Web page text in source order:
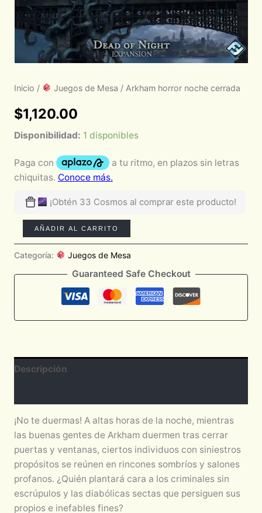
Inicio / Juegos de Mesa / Arkham horror noche cerrada
$1,120.00
Disponibilidad: 1 disponibles
¡Obtén 33 Cosmos al comprar este producto!
AÑADIR AL CARRITO
Categoría: Juegos de Mesa
Guaranteed Safe Checkout
Descripción
¡No te duermas! A altas horas de la noche, mientras
las buenas gentes de Arkham duermen tras cerrar
puertas y ventanas, ciertos individuos con siniestros
propósitos se reúnen en rincones sombríos y salones
profanos. ¿Quién plantará cara a los criminales sin
escrúpulos y las diabólicas sectas que persiguen sus
propios e inefables fines?